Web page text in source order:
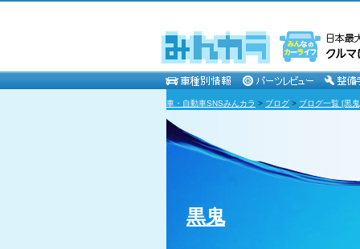
車・自動車SNSみんカラ > ブログ > ブログ一覧 [黒
黒鬼